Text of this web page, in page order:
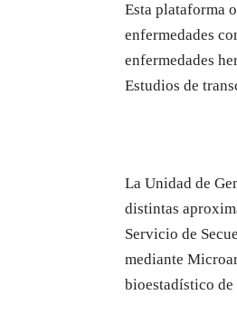
Esta plataforma
enfermedades
enfermedades
Estudios de
La Unidad de
distintas
Servicio de
mediante
bioestadístico de